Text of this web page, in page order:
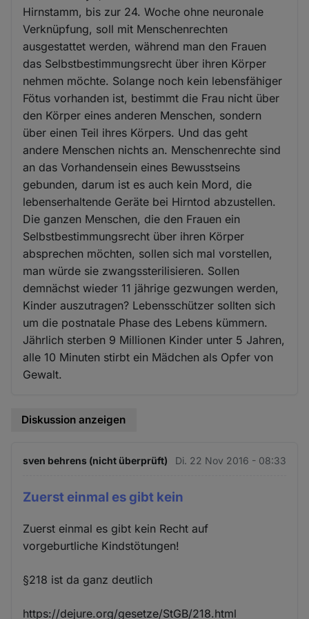
Hirnstamm, bis zur 24. Woche ohne neuronale
Verknüpfung, soll mit Menschenrechten
ausgestattet werden, während man den Frauen
das Selbstbestimmungsrecht über ihren Körper
nehmen möchte. Solange noch kein lebensfähiger
Fötus vorhanden ist, bestimmt die Frau nicht über
den Körper eines anderen Menschen, sondern
über einen Teil ihres Körpers. Und das geht
andere Menschen nichts an. Menschenrechte sind
an das Vorhandensein eines Bewusstseins
gebunden, darum ist es auch kein Mord, die
lebenserhaltende Geräte bei Hirntod abzustellen.
Die ganzen Menschen, die den Frauen ein
Selbstbestimmungsrecht über ihren Körper
absprechen möchten, sollen sich mal vorstellen,
man würde sie zwangssterilisieren. Sollen
demnächst wieder 11 jährige gezwungen werden,
Kinder auszutragen? Lebensschützer sollten sich
um die postnatale Phase des Lebens kümmern.
Jährlich sterben 9 Millionen Kinder unter 5 Jahren,
alle 10 Minuten stirbt ein Mädchen als Opfer von
Gewalt.
Diskussion anzeigen
sven behrens (nicht überprüft) Di. 22 Nov 2016 - 08:33
Zuerst einmal es gibt kein
Zuerst einmal es gibt kein Recht auf
vorgeburtliche Kindstötungen!
§218 ist da ganz deutlich
https://dejure.org/gesetze/StGB/218.html